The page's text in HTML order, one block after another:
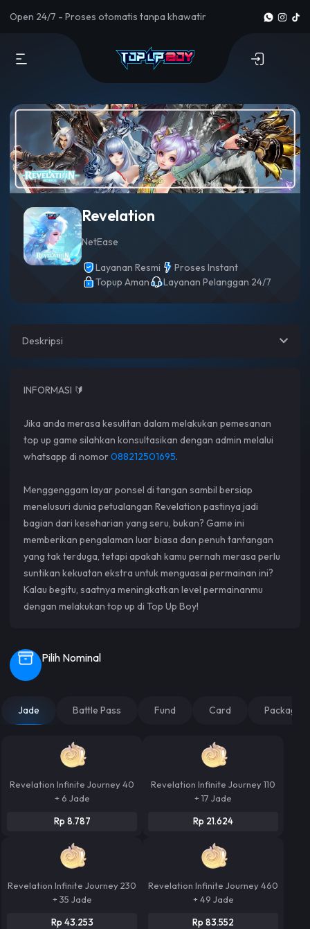
Open 24/7 - Proses otomatis tanpa khawatir
Revelation
NetEase
Layanan Resmi
Proses Instant
Topup Aman
Layanan Pelanggan 24/7
Deskripsi
INFORMASI 🔰
Jika anda merasa kesulitan dalam melakukan pemesanan
top up game silahkan konsultasikan dengan admin melalui
whatsapp di nomor088212501695.
Menggenggam layar ponsel di tangan sambil bersiap
menelusuri dunia petualangan Revelation pastinya jadi
bagian dari keseharian yang seru, bukan? Game ini
memberikan pengalaman luar biasa dan penuh tantangan
yang tak terduga, tetapi apakah kamu pernah merasa perlu
suntikan kekuatan ekstra untuk menguasai permainan ini?
Kalau begitu, saatnya meningkatkan level permainanmu
dengan melakukan top up di Top Up Boy!
Pilih Nominal
Jade Battle Pass Fund Card Package
Revelation Infinite Journey 40
+ 6 Jade
Rp 8.787
Revelation Infinite Journey 110
+ 17 Jade
Rp 21.624
Revelation Infinite Journey 230
+ 35 Jade
Rp 43.253
Revelation Infinite Journey 460
+ 49 Jade
Rp 83.552